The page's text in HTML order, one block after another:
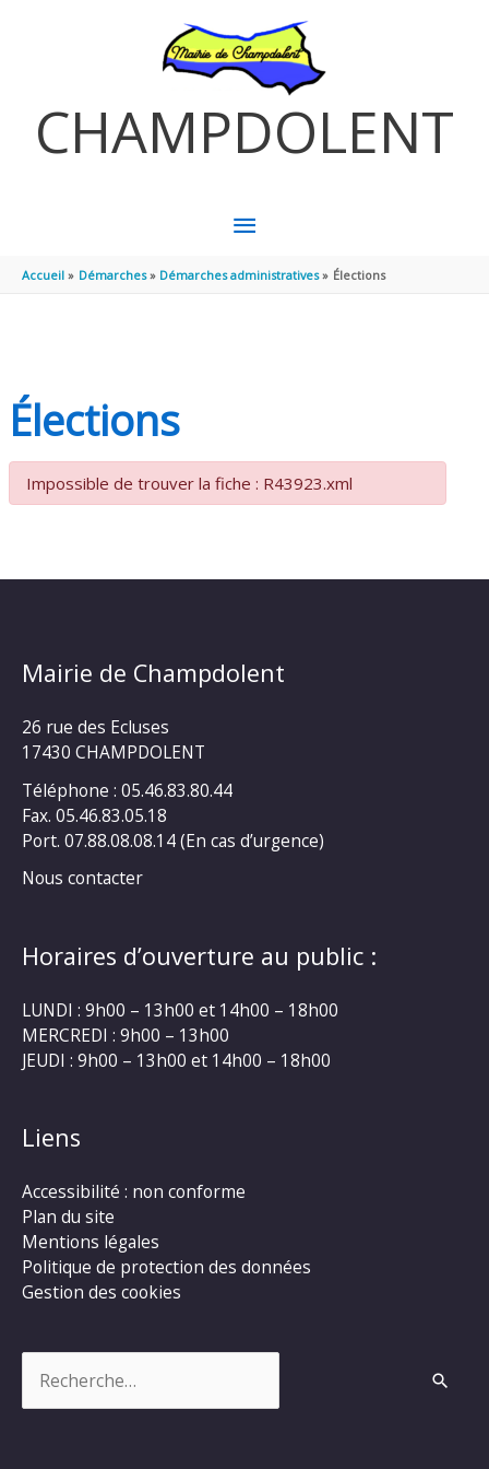
CHAMPDOLENT
MENU
PRINCIPAL
Accueil Démarches Démarches administratives Élections
Élections
Impossible de trouver la fiche : R43923.xml
Mairie de Champdolent
26 rue des Ecluses
17430 CHAMPDOLENT
Téléphone : 05.46.83.80.44
Fax. 05.46.83.05.18
Port. 07.88.08.08.14 (En cas d’urgence)
Nous contacter
Horaires d’ouverture au public :
LUNDI : 9h00 – 13h00 et 14h00 – 18h00
MERCREDI : 9h00 – 13h00
JEUDI : 9h00 – 13h00 et 14h00 – 18h00
Liens
Accessibilité : non conforme
Plan du site
Mentions légales
Politique de protection des données
Gestion des cookies